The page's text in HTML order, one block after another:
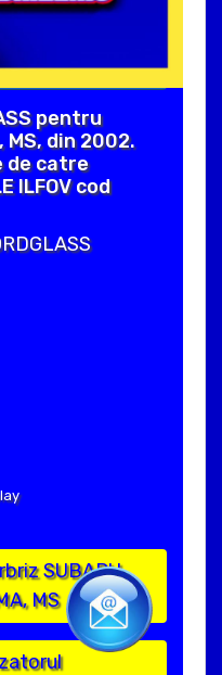
pentru
MS, din 2002.
de catre
ILFOV cod
SUBARU
MS